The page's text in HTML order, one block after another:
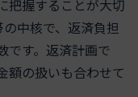
把握することが大切
中核で、返済負担
です。返済計画で
額の扱いも合わせて